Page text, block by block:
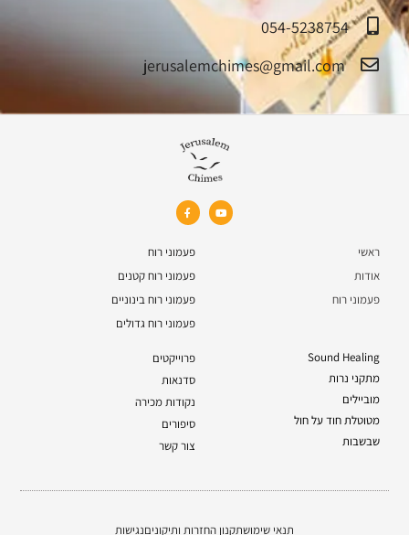
054-5238754
jerusalemchimes@gmail.com‏
ראשי
אודות
פעמוני רוח
פעמוני רוח
פעמוני רוח קטנים
פעמוני רוח בינוניים
פעמוני רוח גדולים
Sound Healing
מתקני נרות
מוביילים
מטוטלת חוד על חול
שבשבות
פרוייקטים
סדנאות
נקודות מכירה
סיפורים
צור קשר
תנאי שימושתקנון החזרות ותיקוניםנגישות